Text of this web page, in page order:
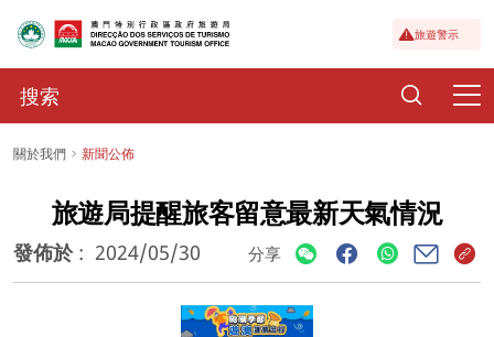
旅遊警示
關於我們 新聞公佈
旅遊局提醒旅客留意最新天氣情況
發佈於 : 2024/05/30 分享